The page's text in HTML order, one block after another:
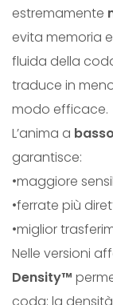
estremamente
evita memoria
fluida della
traduce in
modo efficace.
L’anima a
garantisce:
•maggiore
•ferrate più
•miglior
Nelle versioni
Density™